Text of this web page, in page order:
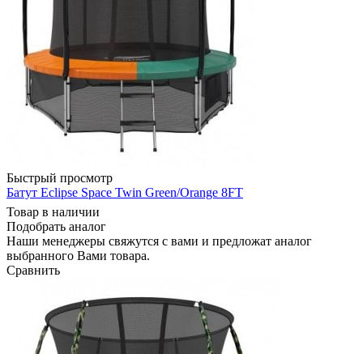
Быстрый просмотр
Батут Eclipse Space Twin Green/Orange 8FT
Товар в наличии
Подобрать аналог
Наши менеджеры свяжутся с вами и предложат аналог
выбранного Вами товара.
Сравнить